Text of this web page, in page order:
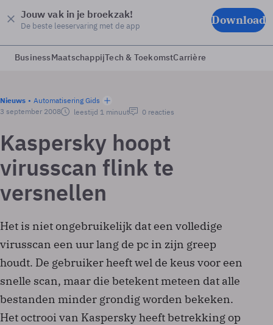
Jouw vak in je broekzak!
De beste leeservaring met de app Download
BusinessMaatschappijTech & ToekomstCarrière
Nieuws
Automatisering Gids
3 september 2008
leestijd 1 minuut 0 reacties
Kaspersky hoopt
virusscan flink te
versnellen
Het is niet ongebruikelijk dat een volledige
virusscan een uur lang de pc in zijn greep
houdt. De gebruiker heeft wel de keus voor een
snelle scan, maar die betekent meteen dat alle
bestanden minder grondig worden bekeken.
Het octrooi van Kaspersky heeft betrekking op